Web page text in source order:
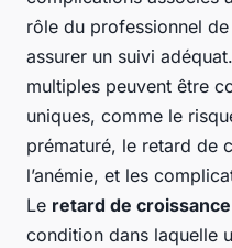
rôle du professionnel
assurer un suivi
multiples peuvent être
uniques, comme le
prématuré, le retard de
l’anémie, et les
Le retard de
condition dans laquelle